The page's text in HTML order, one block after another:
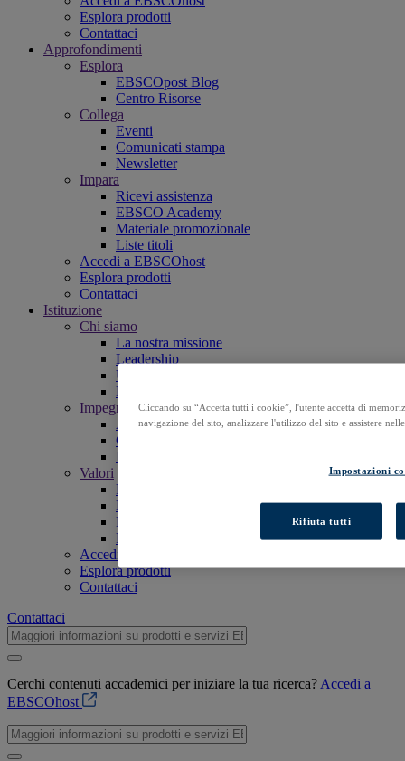
Esplora prodotti
Contattaci
Approfondimenti
Esplora
EBSCOpost Blog
Centro Risorse
Collega
Eventi
Comunicati stampa
Newsletter
Impara
Ricevi assistenza
EBSCO Academy
Materiale promozionale
Liste titoli
Accedi a EBSCOhost
Esplora prodotti
Contattaci
Istituzione
Chi siamo
La nostra missione
Leadership
Uffici
Lavora con noi
Impegni
Accessibilità
Open Access
Intelligenza artificiale (AI)
Valori
Responsabilità aziendale
Le nostre persone e la nostra comunità
Fiducia e sicurezza
Politica per la qualità e la parità di genere
Accedi a EBSCOhost
Esplora prodotti
Contattaci
Contattaci
Cerchi contenuti accademici per iniziare la tua ricerca? Accedi a
EBSCOhost
Cliccando su “Accetta tutti i cookie”, l'utente accetta di
navigazione del sito, analizzare l'utilizzo del sito e assistere
Impostazioni
Rifiuta tutti